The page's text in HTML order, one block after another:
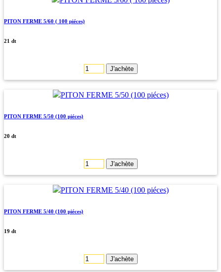
PITON FERME 5/60 ( 100 piéces)
21 dt
J'achète
PITON FERME 5/50 (100 piéces)
20 dt
J'achète
PITON FERME 5/40 (100 piéces)
19 dt
J'achète